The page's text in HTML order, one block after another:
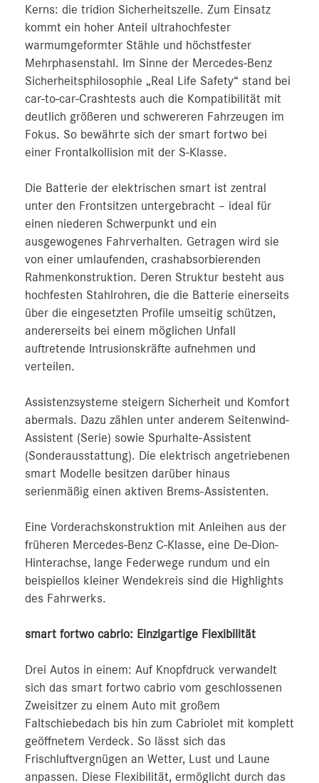
Kerns: die tridion Sicherheitszelle. Zum Einsatz
kommt ein hoher Anteil ultrahochfester
warmumgeformter Stähle und höchstfester
Mehrphasenstahl. Im Sinne der Mercedes-Benz
Sicherheitsphilosophie „Real Life Safety“ stand bei
car-to-car-Crashtests auch die Kompatibilität mit
deutlich größeren und schwereren Fahrzeugen im
Fokus. So bewährte sich der smart fortwo bei
einer Frontalkollision mit der S‑Klasse.
Die Batterie der elektrischen smart ist zentral
unter den Frontsitzen untergebracht – ideal für
einen niederen Schwerpunkt und ein
ausgewogenes Fahrverhalten. Getragen wird sie
von einer umlaufenden, crashabsorbierenden
Rahmenkonstruktion. Deren Struktur besteht aus
hochfesten Stahlrohren, die die Batterie einerseits
über die eingesetzten Profile umseitig schützen,
andererseits bei einem möglichen Unfall
auftretende Intrusionskräfte aufnehmen und
verteilen.
Assistenzsysteme steigern Sicherheit und Komfort
abermals. Dazu zählen unter anderem Seitenwind-
Assistent (Serie) sowie Spurhalte-Assistent
(Sonderausstattung). Die elektrisch angetriebenen
smart Modelle besitzen darüber hinaus
serienmäßig einen aktiven Brems-Assistenten.
Eine Vorderachskonstruktion mit Anleihen aus der
früheren Mercedes‑Benz C-Klasse, eine De-Dion-
Hinterachse, lange Federwege rundum und ein
beispiellos kleiner Wendekreis sind die Highlights
des Fahrwerks.
smart fortwo cabrio: Einzigartige Flexibilität
Drei Autos in einem: Auf Knopfdruck verwandelt
sich das smart fortwo cabrio vom geschlossenen
Zweisitzer zu einem Auto mit großem
Faltschiebedach bis hin zum Cabriolet mit komplett
geöffnetem Verdeck. So lässt sich das
Frischluftvergnügen an Wetter, Lust und Laune
anpassen. Diese Flexibilität, ermöglicht durch das